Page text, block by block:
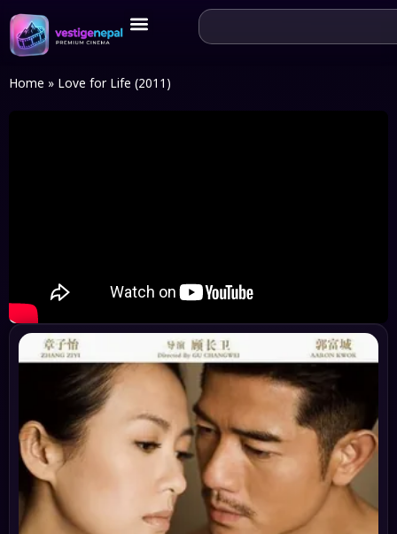
Home » Love for Life (2011)